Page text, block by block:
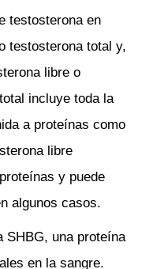
testosterona en
testosterona total y,
libre o
incluye toda la
a proteínas como
libre
y puede
algunos casos.
SHBG, una proteína
en la sangre.